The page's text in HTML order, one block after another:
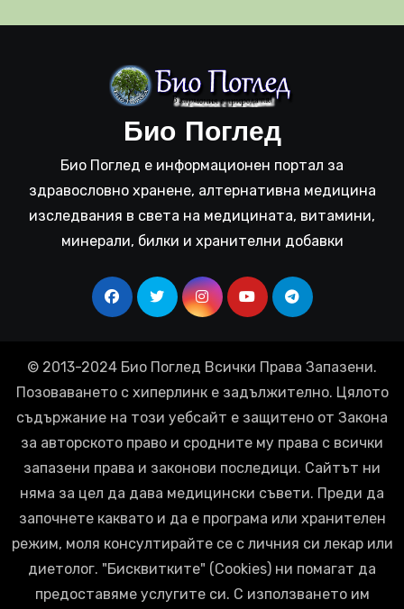
Био Поглед
Био Поглед е информационен портал за
здравословно хранене, алтернативна медицина
изследвания в света на медицината, витамини,
минерали, билки и хранителни добавки
© 2013-2024 Био Поглед Всички Права Запазени.
Позоваването с хиперлинк е задължително. Цялото
съдържание на този уебсайт е защитено от Закона
за авторското право и сродните му права с всички
запазени права и законови последици. Сайтът ни
няма за цел да дава медицински съвети. Преди да
започнете каквато и да е програма или хранителен
режим, моля консултирайте се с личния си лекар или
диетолог. "Бисквитките" (Cookies) ни помагат да
предоставяме услугите си. С използването им